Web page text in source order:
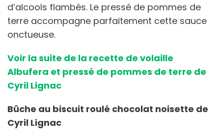
d’alcools flambés. Le pressé de pommes de
terre accompagne parfaitement cette sauce
onctueuse.
Voir la suite de la recette de volaille
Albufera et pressé de pommes de terre de
Cyril Lignac
Bûche au biscuit roulé chocolat noisette de
Cyril Lignac